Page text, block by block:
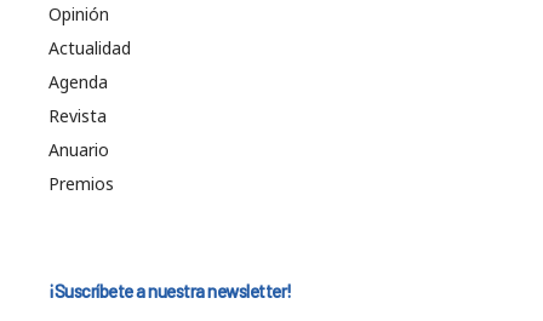
Opinión
Actualidad
Agenda
Revista
Anuario
Premios
¡Suscríbete a nuestra newsletter!